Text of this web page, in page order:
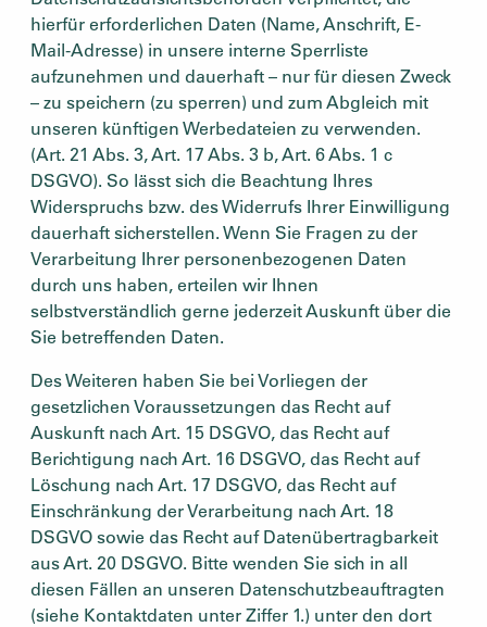
hierfür erforderlichen Daten (Name, Anschrift, E-
Mail-Adresse) in unsere interne Sperrliste
aufzunehmen und dauerhaft – nur für diesen Zweck
– zu speichern (zu sperren) und zum Abgleich mit
unseren künftigen Werbedateien zu verwenden.
(Art. 21 Abs. 3, Art. 17 Abs. 3 b, Art. 6 Abs. 1 c
DSGVO). So lässt sich die Beachtung Ihres
Widerspruchs bzw. des Widerrufs Ihrer Einwilligung
dauerhaft sicherstellen. Wenn Sie Fragen zu der
Verarbeitung Ihrer personenbezogenen Daten
durch uns haben, erteilen wir Ihnen
selbstverständlich gerne jederzeit Auskunft über die
Sie betreffenden Daten.
Des Weiteren haben Sie bei Vorliegen der
gesetzlichen Voraussetzungen das Recht auf
Auskunft nach Art. 15 DSGVO, das Recht auf
Berichtigung nach Art. 16 DSGVO, das Recht auf
Löschung nach Art. 17 DSGVO, das Recht auf
Einschränkung der Verarbeitung nach Art. 18
DSGVO sowie das Recht auf Datenübertragbarkeit
aus Art. 20 DSGVO. Bitte wenden Sie sich in all
diesen Fällen an unseren Datenschutzbeauftragten
(siehe Kontaktdaten unter Ziffer 1.) unter den dort